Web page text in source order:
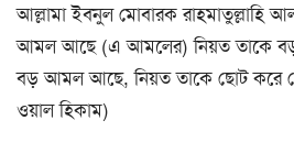
আল্লামা ইবনুল মোবারক রাহমাতুল্লাহি
আমল আছে (এ আমলের) নিয়ত তাকে
বড় আমল আছে, নিয়ত তাকে ছোট করে
ওয়াল হিকাম)